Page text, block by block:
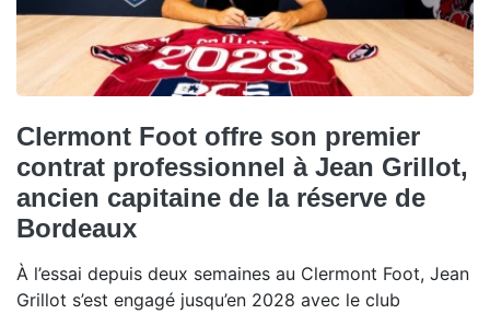
Clermont Foot offre son premier
contrat professionnel à Jean Grillot,
ancien capitaine de la réserve de
Bordeaux
À l’essai depuis deux semaines au Clermont Foot, Jean
Grillot s’est engagé jusqu’en 2028 avec le club